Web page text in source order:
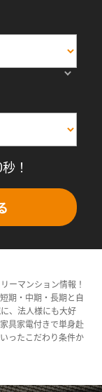
！
ーマンション情報！
期・中期・長期と自
、法人様にも大好
具家電付きで単身赴
ったこだわり条件か